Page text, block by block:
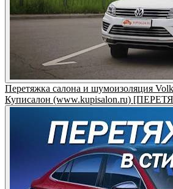
Перетяжка салона и шумоизоляция
Куписалон (www.kupisalon.ru)